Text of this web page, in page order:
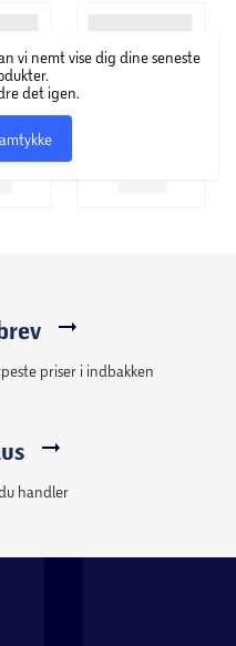
vi nemt vise dig dine seneste
det igen.
priser i indbakken
handler